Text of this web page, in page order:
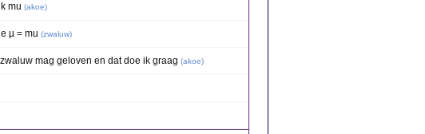
mu (akoe)
µ = mu (zwaluw)
mag geloven en dat doe ik graag (akoe)